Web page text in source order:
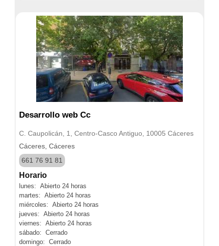
Desarrollo web Cc
C. Caupolicán, 1, Centro-Casco Antiguo, 10005 Cáceres
Cáceres, Cáceres
661 76 91 81
Horario
lunes: Abierto 24 horas
martes: Abierto 24 horas
miércoles: Abierto 24 horas
jueves: Abierto 24 horas
viernes: Abierto 24 horas
sábado: Cerrado
domingo: Cerrado